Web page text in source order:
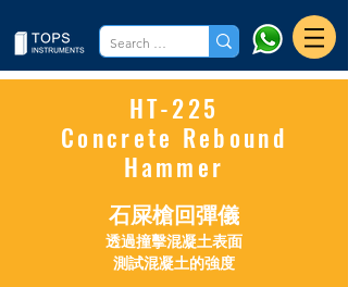
HT-225
Concrete Rebound
Hammer
石屎槍回彈儀
透過撞擊混凝土表面
測試混凝土的強度